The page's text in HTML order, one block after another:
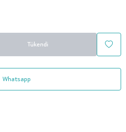
Tükendi
Whatsapp